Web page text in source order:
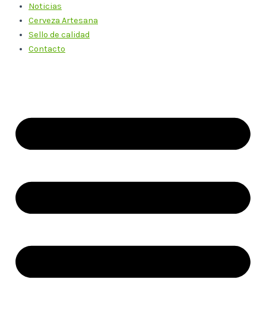
Noticias
Cerveza Artesana
Sello de calidad
Contacto